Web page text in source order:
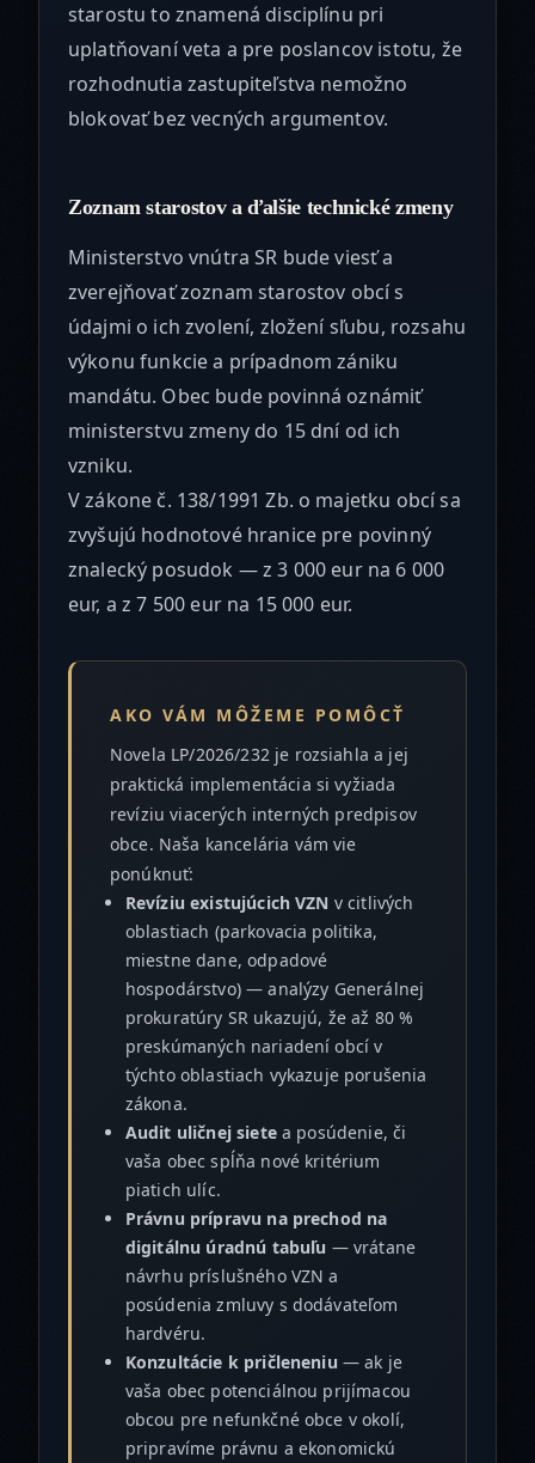
starostu to znamená disciplínu pri
uplatňovaní veta a pre poslancov istotu, že
rozhodnutia zastupiteľstva nemožno
blokovať bez vecných argumentov.
Zoznam starostov a ďalšie technické zmeny
Ministerstvo vnútra SR bude viesť a
zverejňovať zoznam starostov obcí s
údajmi o ich zvolení, zložení sľubu, rozsahu
výkonu funkcie a prípadnom zániku
mandátu. Obec bude povinná oznámiť
ministerstvu zmeny do 15 dní od ich
vzniku.
V zákone č. 138/1991 Zb. o majetku obcí sa
zvyšujú hodnotové hranice pre povinný
znalecký posudok — z 3 000 eur na 6 000
eur, a z 7 500 eur na 15 000 eur.
AKO VÁM MÔŽEME POMÔCŤ
Novela LP/2026/232 je rozsiahla a jej
praktická implementácia si vyžiada
revíziu viacerých interných predpisov
obce. Naša kancelária vám vie
ponúknuť:
Revíziu existujúcich VZN v citlivých
oblastiach (parkovacia politika,
miestne dane, odpadové
hospodárstvo) — analýzy Generálnej
prokuratúry SR ukazujú, že až 80 %
preskúmaných nariadení obcí v
týchto oblastiach vykazuje porušenia
zákona.
Audit uličnej sietea posúdenie, či
vaša obec spĺňa nové kritérium
piatich ulíc.
Právnu prípravu na prechod na
digitálnu úradnú tabuľu — vrátane
návrhu príslušného VZN a
posúdenia zmluvy s dodávateľom
hardvéru.
Konzultácie k pričleneniu — ak je
vaša obec potenciálnou prijímacou
obcou pre nefunkčné obce v okolí,
pripravíme právnu a ekonomickú